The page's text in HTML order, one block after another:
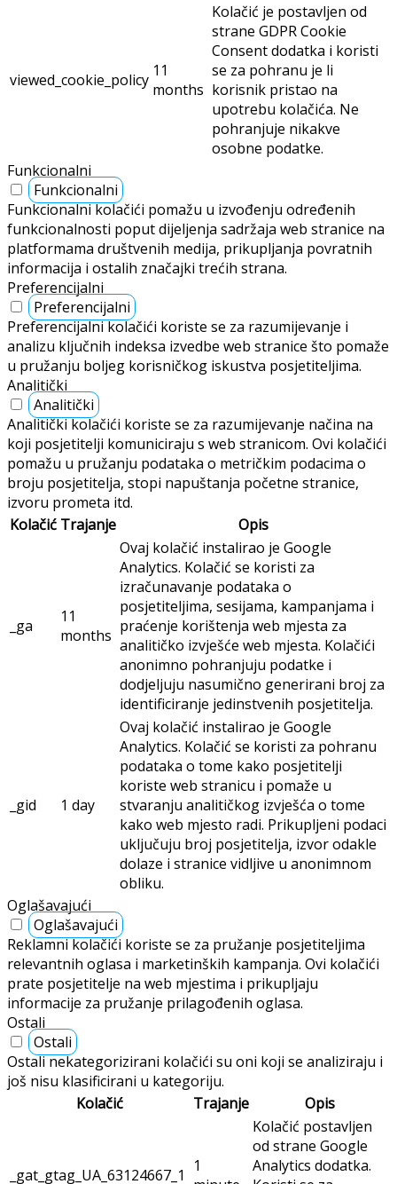
viewed_cookie_policy 11
months
Kolačić je postavljen od
strane GDPR Cookie
Consent dodatka i koristi
se za pohranu je li
korisnik pristao na
upotrebu kolačića. Ne
pohranjuje nikakve
osobne podatke.
Funkcionalni
Funkcionalni
Funkcionalni kolačići pomažu u izvođenju određenih
funkcionalnosti poput dijeljenja sadržaja web stranice na
platformama društvenih medija, prikupljanja povratnih
informacija i ostalih značajki trećih strana.
Preferencijalni
Preferencijalni
Preferencijalni kolačići koriste se za razumijevanje i
analizu ključnih indeksa izvedbe web stranice što pomaže
u pružanju boljeg korisničkog iskustva posjetiteljima.
Analitički
Analitički
Analitički kolačići koriste se za razumijevanje načina na
koji posjetitelji komuniciraju s web stranicom. Ovi kolačići
pomažu u pružanju podataka o metričkim podacima o
broju posjetitelja, stopi napuštanja početne stranice,
izvoru prometa itd.
Kolačić Trajanje Opis
_ga
11
months
Ovaj kolačić instalirao je Google
Analytics. Kolačić se koristi za
izračunavanje podataka o
posjetiteljima, sesijama, kampanjama i
praćenje korištenja web mjesta za
analitičko izvješće web mjesta. Kolačići
anonimno pohranjuju podatke i
dodjeljuju nasumično generirani broj za
identificiranje jedinstvenih posjetitelja.
_gid 1 day
Ovaj kolačić instalirao je Google
Analytics. Kolačić se koristi za pohranu
podataka o tome kako posjetitelji
koriste web stranicu i pomaže u
stvaranju analitičkog izvješća o tome
kako web mjesto radi. Prikupljeni podaci
uključuju broj posjetitelja, izvor odakle
dolaze i stranice vidljive u anonimnom
obliku.
Oglašavajući
Oglašavajući
Reklamni kolačići koriste se za pružanje posjetiteljima
relevantnih oglasa i marketinških kampanja. Ovi kolačići
prate posjetitelje na web mjestima i prikupljaju
informacije za pružanje prilagođenih oglasa.
Ostali
Ostali
Ostali nekategorizirani kolačići su oni koji se analiziraju i
još nisu klasificirani u kategoriju.
Kolačić
Trajanje Opis
_gat_gtag_UA_63124667_1
1
Kolačić postavljen
od strane Google
Analytics dodatka.